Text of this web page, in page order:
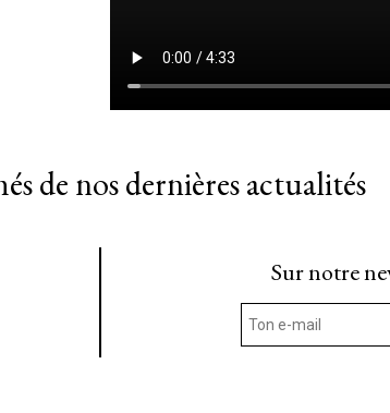
de nos dernières actualités
Sur notre